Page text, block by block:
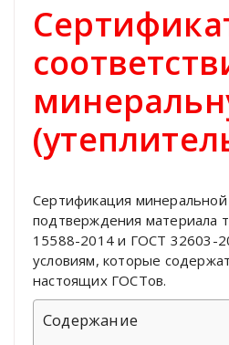
Сертификация
подтверждения материала
15588-2014 и ГОСТ 32603-
условиям, которые
настоящих ГОСТов.
Содержание